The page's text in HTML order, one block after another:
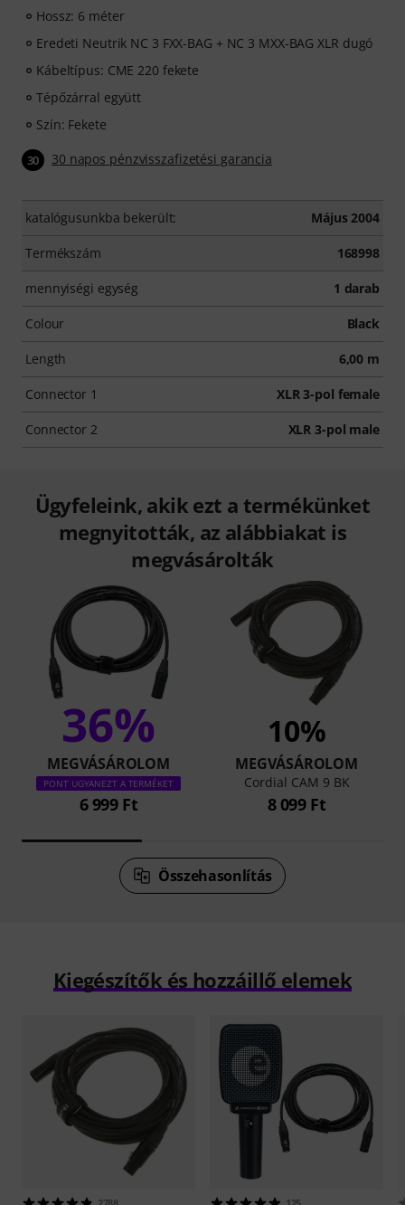
Hossz: 6 méter
Eredeti Neutrik NC 3 FXX-BAG + NC 3 MXX-BAG XLR dugó
Kábeltípus: CME 220 fekete
Tépőzárral együtt
Szín: Fekete
30 30 napos pénzvisszafizetési garancia
katalógusunkba bekerült: Május 2004
Termékszám 168998
mennyiségi egység 1 darab
Colour Black
Length 6,00 m
Connector 1 XLR 3-pol female
Connector 2 XLR 3-pol male
Ügyfeleink, akik ezt a termékünket
megnyitották, az alábbiakat is
megvásárolták
36%
MEGVÁSÁROLOM
PONT UGYANEZT A TERMÉKET
6 999 Ft
10%
MEGVÁSÁROLOM
Cordial CAM 9 BK
8 099 Ft
Összehasonlítás
Kiegészítők és hozzáillő elemek